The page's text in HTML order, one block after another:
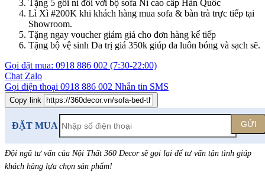
Tặng 5 gối nỉ đối với bộ sofa Nỉ cao cấp Hàn Quốc
Lì Xì #200K khi khách hàng mua sofa & bàn trà trực tiếp tại
Showroom.
Tặng ngay voucher giảm giá cho đơn hàng kế tiếp
Tặng bộ vệ sinh Da trị giá 350k giúp da luôn bóng và sạch sẽ.
Gọi đặt mua: 0918 886 002 (7:30-22:00)
Chat Zalo
Gọi điện thoại 0918 886 002 Nhắn tin SMS
Copy link
ĐẶT MUA GỬI
Đội ngũ tư vấn của Nội Thất 360 Decor sẽ gọi lại để tư vấn tận tình giúp
khách hàng lựa chọn sản phẩm!